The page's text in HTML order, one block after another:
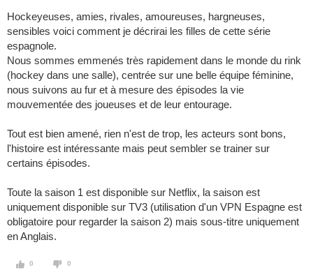
Hockeyeuses, amies, rivales, amoureuses, hargneuses,
sensibles voici comment je décrirai les filles de cette série
espagnole.
Nous sommes emmenés très rapidement dans le monde du rink
(hockey dans une salle), centrée sur une belle équipe féminine,
nous suivons au fur et à mesure des épisodes la vie
mouvementée des joueuses et de leur entourage.
Tout est bien amené, rien n'est de trop, les acteurs sont bons,
l'histoire est intéressante mais peut sembler se trainer sur
certains épisodes.
Toute la saison 1 est disponible sur Netflix, la saison est
uniquement disponible sur TV3 (utilisation d'un VPN Espagne est
obligatoire pour regarder la saison 2) mais sous-titre uniquement
en Anglais.
0 0